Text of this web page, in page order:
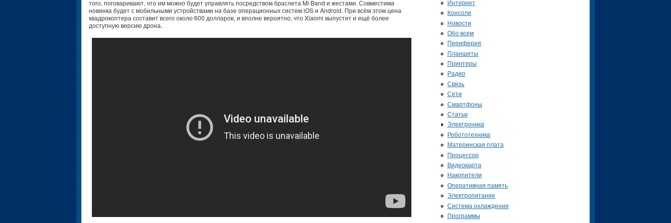
того, поговаривают, что им можно будет управлять посредством браслета Mi Band и жестами. Совместима
новинка будет с мобильными устройствами на базе операционных систем iOS и Android. При всём этом цена
квадрокоптера составит всего около 600 долларов, и вполне вероятно, что Xiaomi выпустит и ещё более
доступную версию дрона.
Интернет
Консоли
Новости
Обо всем
Периферия
Планшеты
Принтеры
Радио
Связь
Сети
Смартфоны
Статьи
Электроника
Робототехника
Материнская плата
Процессор
Видеокарта
Накопители
Оперативная память
Электропитание
Система охлаждения
Программы